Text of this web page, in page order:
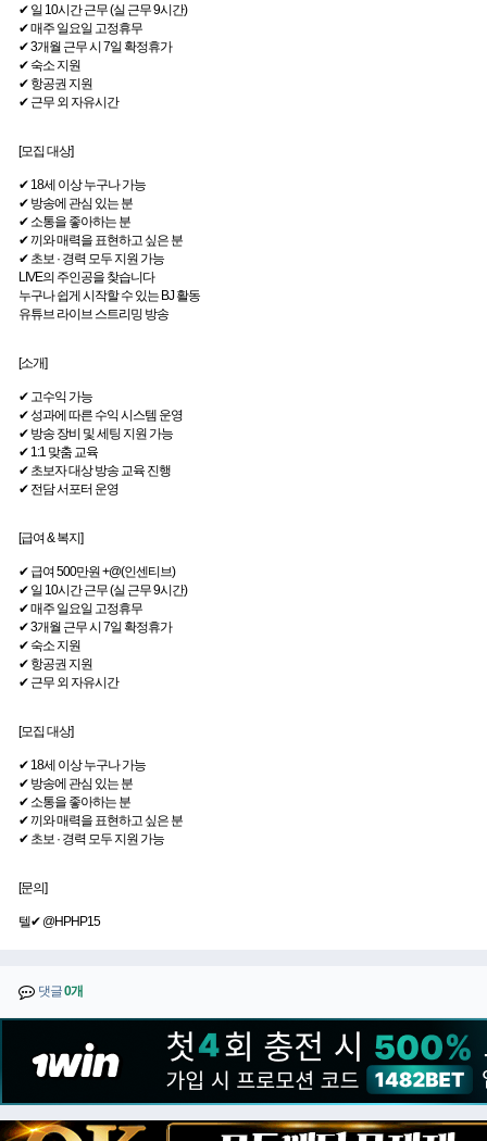
✔ 일 10시간 근무 (실 근무 9시간)
✔ 매주 일요일 고정휴무
✔ 3개월 근무 시 7일 확정휴가
✔ 숙소 지원
✔ 항공권 지원
✔ 근무 외 자유시간
[모집 대상]
✔ 18세 이상 누구나 가능
✔ 방송에 관심 있는 분
✔ 소통을 좋아하는 분
✔ 끼와 매력을 표현하고 싶은 분
✔ 초보 · 경력 모두 지원 가능
LIVE의 주인공을 찾습니다
누구나 쉽게 시작할 수 있는 BJ 활동
유튜브 라이브 스트리밍 방송
[소개]
✔ 고수익 가능
✔ 성과에 따른 수익 시스템 운영
✔ 방송 장비 및 세팅 지원 가능
✔ 1:1 맞춤 교육
✔ 초보자 대상 방송 교육 진행
✔ 전담 서포터 운영
[급여 & 복지]
✔ 급여 500만원 +@(인센티브)
✔ 일 10시간 근무 (실 근무 9시간)
✔ 매주 일요일 고정휴무
✔ 3개월 근무 시 7일 확정휴가
✔ 숙소 지원
✔ 항공권 지원
✔ 근무 외 자유시간
[모집 대상]
✔ 18세 이상 누구나 가능
✔ 방송에 관심 있는 분
✔ 소통을 좋아하는 분
✔ 끼와 매력을 표현하고 싶은 분
✔ 초보 · 경력 모두 지원 가능
[문의]
텔✔ @HPHP15
댓글0개